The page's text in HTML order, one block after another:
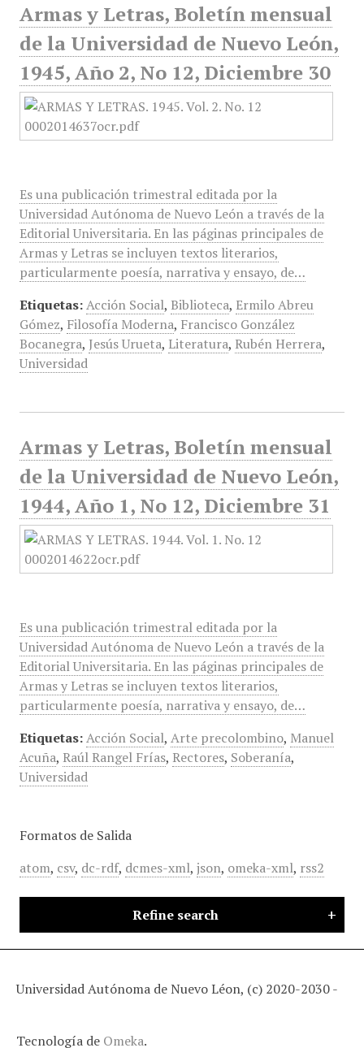
Armas y Letras, Boletín mensual
de la Universidad de Nuevo León,
1945, Año 2, No 12, Diciembre 30
Es una publicación trimestral editada por la
Universidad Autónoma de Nuevo León a través de la
Editorial Universitaria. En las páginas principales de
Armas y Letras se incluyen textos literarios,
particularmente poesía, narrativa y ensayo, de…
Etiquetas: Acción Social, Biblioteca, Ermilo Abreu
Gómez, Filosofía Moderna, Francisco González
Bocanegra, Jesús Urueta, Literatura, Rubén Herrera,
Universidad
Armas y Letras, Boletín mensual
de la Universidad de Nuevo León,
1944, Año 1, No 12, Diciembre 31
Es una publicación trimestral editada por la
Universidad Autónoma de Nuevo León a través de la
Editorial Universitaria. En las páginas principales de
Armas y Letras se incluyen textos literarios,
particularmente poesía, narrativa y ensayo, de…
Etiquetas: Acción Social, Arte precolombino, Manuel
Acuña, Raúl Rangel Frías, Rectores, Soberanía,
Universidad
Formatos de Salida
atom, csv, dc-rdf, dcmes-xml, json, omeka-xml, rss2
Refine search
Universidad Autónoma de Nuevo Léon, (c) 2020-2030 -
Tecnología de Omeka.